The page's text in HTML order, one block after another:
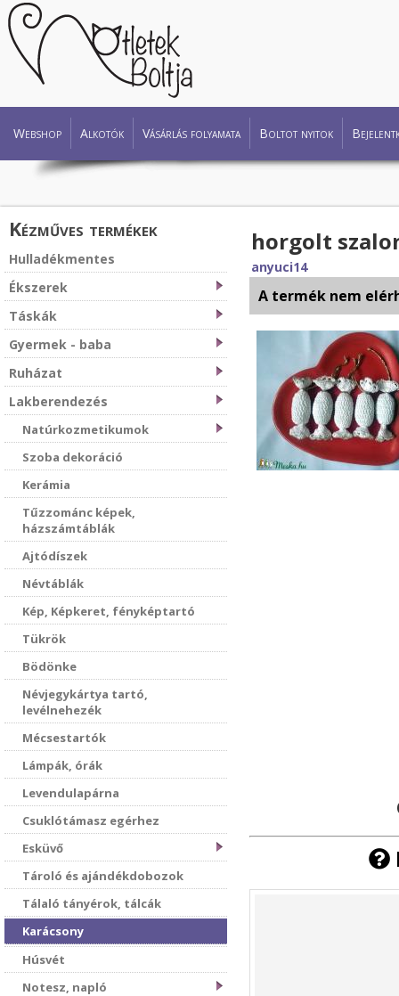
Webshop Alkotók Vásárlás folyamata Boltot nyitok
Kézműves termékek
Hulladékmentes
Ékszerek
Táskák
Gyermek - baba
Ruházat
Lakberendezés
Natúrkozmetikumok
Szoba dekoráció
Kerámia
Tűzzománc képek,
házszámtáblák
Ajtódíszek
Névtáblák
Kép, Képkeret, fényképtartó
Tükrök
Bödönke
Névjegykártya tartó,
levélnehezék
Mécsestartók
Lámpák, órák
Levendulapárna
Csuklótámasz egérhez
Esküvő
Tároló és ajándékdobozok
Tálaló tányérok, tálcák
Karácsony
Húsvét
Notesz, napló
horgolt
anyuci14
A termék nem